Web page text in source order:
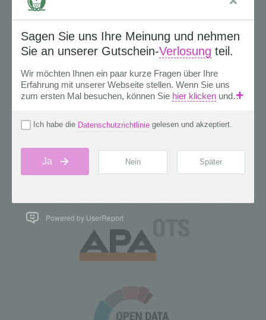
Powered by UserReport